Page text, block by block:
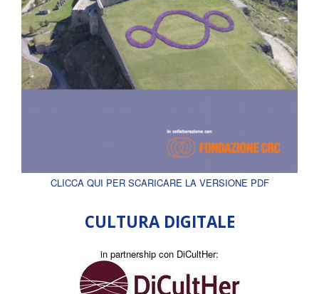
CLICCA QUI PER SCARICARE LA VERSIONE PDF
CULTURA DIGITALE
in partnership con DiCultHer: